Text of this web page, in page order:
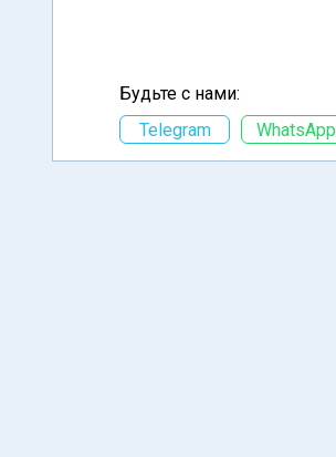
Будьте с нами:
Telegram
WhatsApp